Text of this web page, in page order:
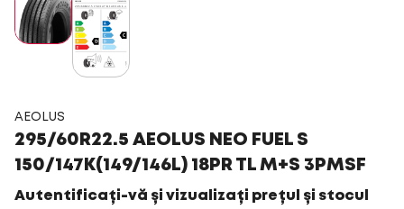
AEOLUS
295/60R22.5 AEOLUS NEO FUEL S
150/147K(149/146L) 18PR TL M+S 3PMSF
Autentificați-vă și vizualizați prețul și stocul